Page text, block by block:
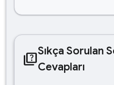
quizSıkça Sorulan
Cevapları